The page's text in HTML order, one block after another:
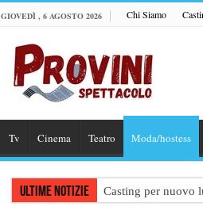
GIOVEDÌ , 6 AGOSTO 2026 Chi Siamo
Tv Cinema Teatro Moda/hostess
Ultime notizie Casting per nuovo